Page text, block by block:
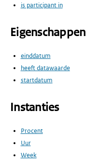
is participant in
Eigenschappen
einddatum
heeft datawaarde
startdatum
Instanties
Procent
Uur
Week